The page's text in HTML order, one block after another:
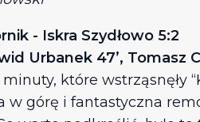
- Iskra Szydłowo 5:2
Urbanek 47’, Tomasz
minuty, które
w górę i fantastyczna